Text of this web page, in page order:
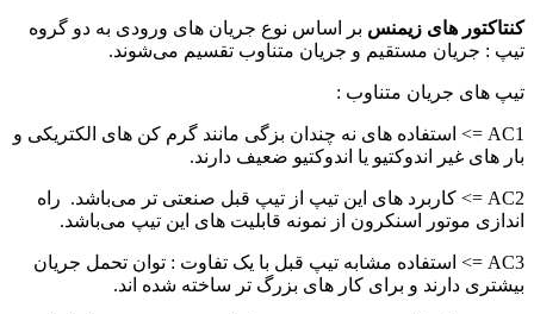
کنتاکتور های زیمنس بر اساس نوع جریان های ورودی به دو گروه
تیپ : جریان مستقیم و جریان متناوب تقسیم می‌شوند.
تیپ های جریان متناوب :
AC1 => استفاده های نه چندان بزگی مانند گرم کن های الکتریکی و
بار های غیر اندوکتیو یا اندوکتیو ضعیف دارند.
AC2 => کاربرد های این تیپ از تیپ قبل صنعتی تر می‌باشد. راه
اندازی موتور اسنکرون از نمونه قابلیت های این تیپ می‌باشد.
AC3 => استفاده مشابه تیپ قبل با یک تفاوت : توان تحمل جریان
بیشتری دارند و برای کار های بزرگ تر ساخته شده اند.